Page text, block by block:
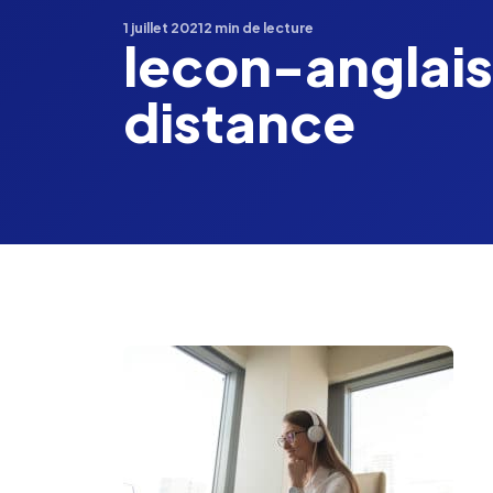
1 juillet 20212 min de lecture
lecon-
distance